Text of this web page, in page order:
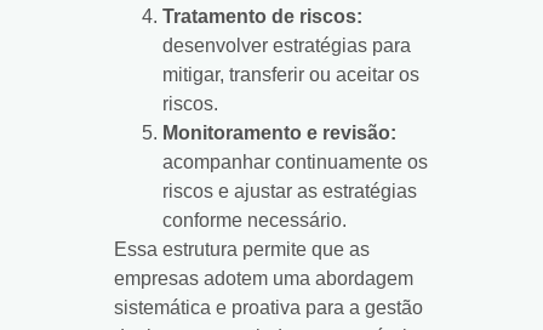
Tratamento de riscos:
desenvolver estratégias para
mitigar, transferir ou aceitar os
riscos.
Monitoramento e revisão:
acompanhar continuamente os
riscos e ajustar as estratégias
conforme necessário.
Essa estrutura permite que as
empresas adotem uma abordagem
sistemática e proativa para a gestão